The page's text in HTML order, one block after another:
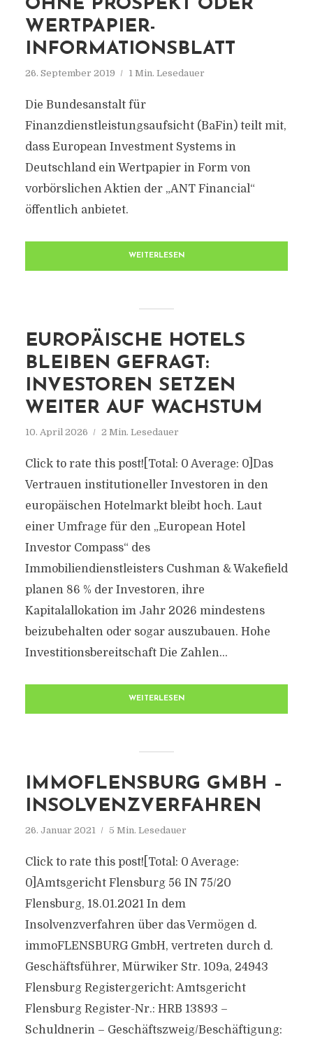
OHNE PROSPEKT ODER
WERTPAPIER-
INFORMATIONSBLATT
26. September 2019 1 Min. Lesedauer
Die Bundesanstalt für
Finanzdienstleistungsaufsicht (BaFin) teilt mit,
dass European Investment Systems in
Deutschland ein Wertpapier in Form von
vorbörslichen Aktien der „ANT Financial“
öffentlich anbietet.
WEITERLESEN
EUROPÄISCHE HOTELS
BLEIBEN GEFRAGT:
INVESTOREN SETZEN
WEITER AUF WACHSTUM
10. April 2026 2 Min. Lesedauer
Click to rate this post![Total: 0 Average: 0]Das
Vertrauen institutioneller Investoren in den
europäischen Hotelmarkt bleibt hoch. Laut
einer Umfrage für den „European Hotel
Investor Compass“ des
Immobiliendienstleisters Cushman & Wakefield
planen 86 % der Investoren, ihre
Kapitalallokation im Jahr 2026 mindestens
beizubehalten oder sogar auszubauen. Hohe
Investitionsbereitschaft Die Zahlen...
WEITERLESEN
IMMOFLENSBURG GMBH –
INSOLVENZVERFAHREN
26. Januar 2021 5 Min. Lesedauer
Click to rate this post![Total: 0 Average:
0]Amtsgericht Flensburg 56 IN 75/20
Flensburg, 18.01.2021 In dem
Insolvenzverfahren über das Vermögen d.
immoFLENSBURG GmbH, vertreten durch d.
Geschäftsführer, Mürwiker Str. 109a, 24943
Flensburg Registergericht: Amtsgericht
Flensburg Register-Nr.: HRB 13893 –
Schuldnerin – Geschäftszweig/Beschäftigung: